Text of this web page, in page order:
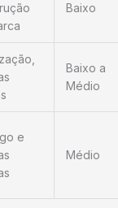
Baixo
Baixo a
Médio
e
Médio